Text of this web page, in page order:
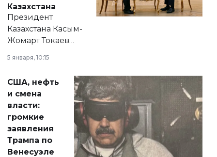
Казахстана
Президент
Казахстана Касым-
Жомарт Токаев
сразу несколько
актуальных тем —
от слухов о
политических
реформах до
вопросов армии,
экономики и
личного здоровья.
5 января, 10:15
США, нефть
и смена
власти:
громкие
заявления
Трампа по
Венесуэле